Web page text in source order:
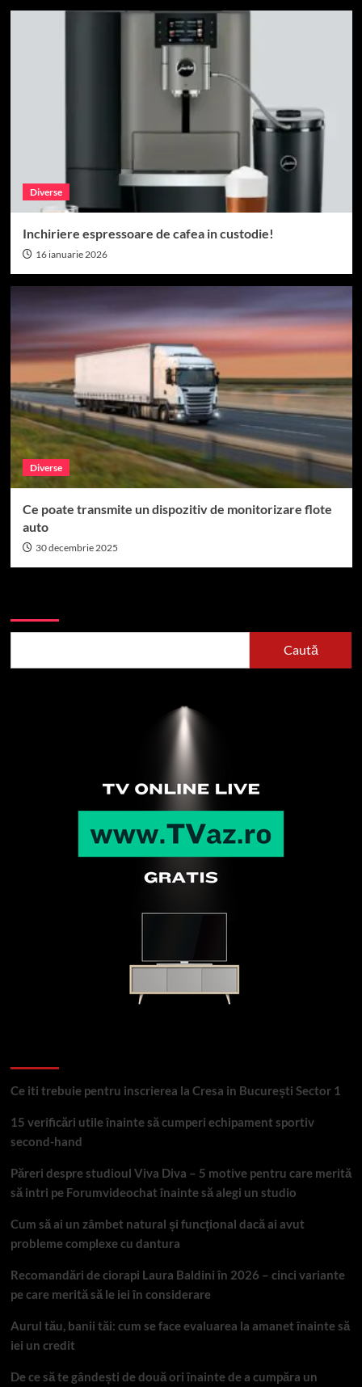
Diverse
Inchiriere espressoare de cafea in custodie!
16 ianuarie 2026
Diverse
Ce poate transmite un dispozitiv de monitorizare flote
auto
30 decembrie 2025
Caută
Ce iti trebuie pentru inscrierea la Cresa in București Sector 1
15 verificări utile înainte să cumperi echipament sportiv
second-hand
Păreri despre studioul Viva Diva – 5 motive pentru care merită
să intri pe Forumvideochat înainte să alegi un studio
Cum să ai un zâmbet natural și funcțional dacă ai avut
probleme complexe cu dantura
Recomandări de ciorapi Laura Baldini în 2026 – cinci variante
pe care merită să le iei în considerare
Aurul tău, banii tăi: cum se face evaluarea la amanet înainte să
iei un credit
De ce să te gândești de două ori înainte de a cumpăra un